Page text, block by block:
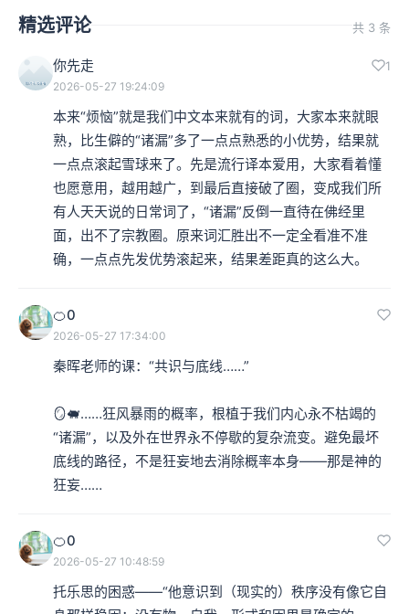
介绍佛经、翻译佛经，再经过魏晋南北朝，到了唐，开始
去到印度，找到佛教的正统、正典，把正典带回到中土，
把正统建立起来。
本集编辑：小蒲、予周
精选评论 共 3 条
你先走 1
2026-05-27 19:24:09
本来“烦恼”就是我们中文本来就有的词，大家本来就眼
熟，比生僻的“诸漏”多了一点点熟悉的小优势，结果就
一点点滚起雪球来了。先是流行译本爱用，大家看着懂
也愿意用，越用越广，到最后直接破了圈，变成我们所
有人天天说的日常词了，“诸漏”反倒一直待在佛经里
面，出不了宗教圈。原来词汇胜出不一定全看准不准
确，一点点先发优势滚起来，结果差距真的这么大。
🍊0
2026-05-27 17:34:00
秦晖老师的课：“共识与底线……”
🪞🐖……狂风暴雨的概率，根植于我们内心永不枯竭的
“诸漏”，以及外在世界永不停歇的复杂流变。避免最坏
底线的路径，不是狂妄地去消除概率本身——那是神的
狂妄……
🍊0
2026-05-27 10:48:59
托乐思的困惑——“他意识到（现实的）秩序没有像它自